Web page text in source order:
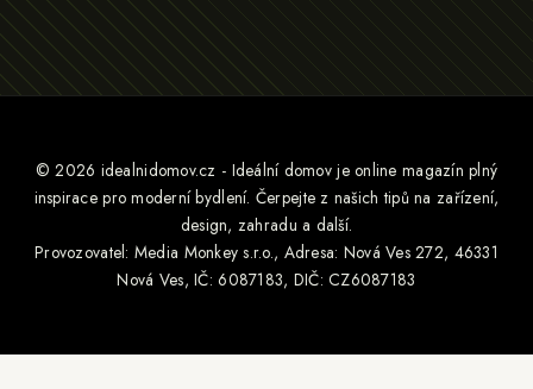
© 2026 idealnidomov.cz - Ideální domov je online magazín plný
inspirace pro moderní bydlení. Čerpejte z našich tipů na zařízení,
design, zahradu a další.
Provozovatel: Media Monkey s.r.o., Adresa: Nová Ves 272, 46331
Nová Ves, IČ: 6087183, DIČ: CZ6087183